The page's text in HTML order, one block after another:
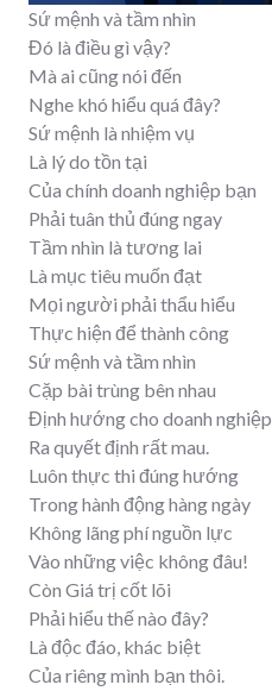
Sứ mệnh và tầm nhìn
Đó là điều gì vậy?
Mà ai cũng nói đến
Nghe khó hiểu quá đây?
Sứ mệnh là nhiệm vụ
Là lý do tồn tại
Của chính doanh nghiệp bạn
Phải tuân thủ đúng ngay
Tầm nhìn là tương lai
Là mục tiêu muốn đạt
Mọi người phải thẩu hiểu
Thực hiện để thành công
Sứ mệnh và tầm nhìn
Cặp bài trùng bên nhau
Định hướng cho doanh nghiệp
Ra quyết định rất mau.
Luôn thực thi đúng hướng
Trong hành động hàng ngày
Không lãng phí nguồn lực
Vào những việc không đâu!
Còn Giá trị cốt lõi
Phải hiểu thế nào đây?
Là độc đáo, khác biệt
Của riêng mình bạn thôi.